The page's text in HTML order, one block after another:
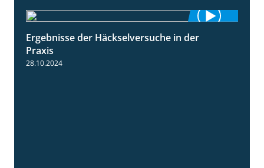
Ergebnisse der Häckselversuche in der
Praxis
28.10.2024